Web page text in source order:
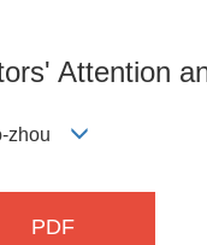
Attention
zhou
PDF